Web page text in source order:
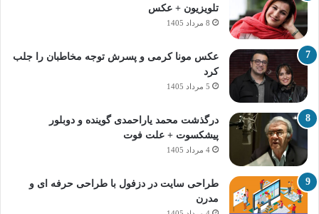
تلویزیون + عکس
8 مرداد 1405
عکس مونا کرمی و پسرش توجه مخاطبان را جلب
کرد
5 مرداد 1405
درگذشت محمد یاراحمدی گوینده و دوبلور
پیشکسوت + علت فوت
4 مرداد 1405
طراحی سایت در دزفول با طراحی حرفه‌ ای و
مدرن